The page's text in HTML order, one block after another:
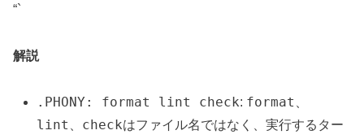
“`
解説
.PHONY: format lint check: format
lint checkはファイル名ではなく、実行するター